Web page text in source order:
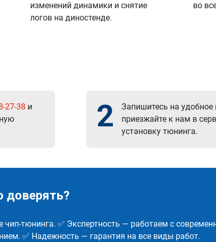
изменений динамики и снятие
логов на диностенде.
во
27-38 и
2
Запишитесь на удобное
приезжайте к нам в
установку тюнинга.
чип-тюнинга. ✅ Экспертность — работаем с
✅ Надежность — гарантия на все виды работ.